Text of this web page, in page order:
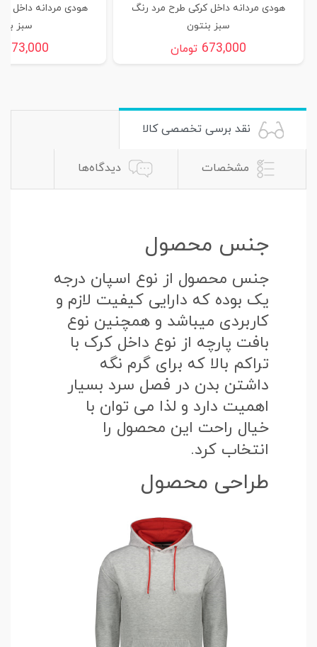
هودی مردانه داخل کرکی طرح مرد رنگ
سبز بنتون
673,000 تومان
هودی مردانه داخل
سبز
673,000
نقد برسی تخصصی کالا
مشخصات دیدگاه‌ها
جنس محصول
جنس محصول از نوع اسپان درجه
یک بوده که دارایی کیفیت لازم و
کاربردی میباشد و همچنین نوع
بافت پارچه از نوع داخل کرک با
تراکم بالا که برای گرم نگه
داشتن بدن در فصل سرد بسیار
اهمیت دارد و لذا می توان با
خیال راحت این محصول را
انتخاب کرد.
طراحی محصول